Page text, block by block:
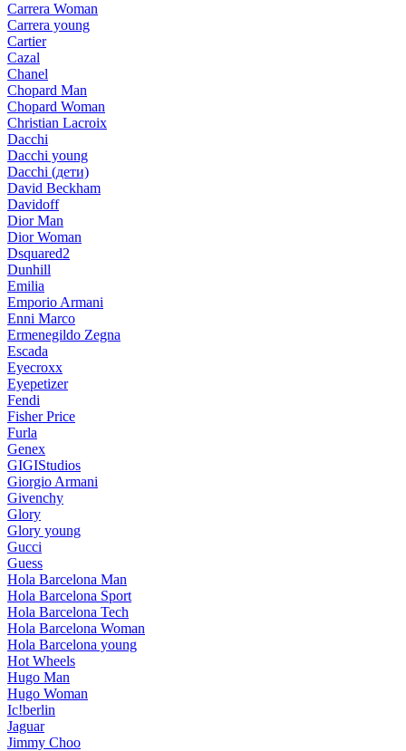
Carrera Woman
Carrera young
Cartier
Cazal
Chanel
Chopard Man
Chopard Woman
Christian Lacroix
Dacchi
Dacchi young
Dacchi (дети)
David Beckham
Davidoff
Dior Man
Dior Woman
Dsquared2
Dunhill
Emilia
Emporio Armani
Enni Marco
Ermenegildo Zegna
Escada
Eyecroxx
Eyepetizer
Fendi
Fisher Price
Furla
Genex
GIGIStudios
Giorgio Armani
Givenchy
Glory
Glory young
Gucci
Guess
Hola Barcelona Man
Hola Barcelona Sport
Hola Barcelona Tech
Hola Barcelona Woman
Hola Barcelona young
Hot Wheels
Hugo Man
Hugo Woman
Ic!berlin
Jaguar
Jimmy Choo